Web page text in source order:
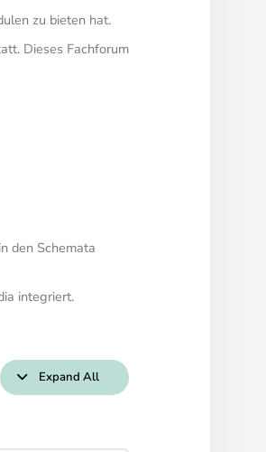
zu bieten hat.
Dieses Fachforum
den Schemata
integriert.
Expand All
Thema
Behandlungsaufbau
wie
…
wie
…
wie
….
wie
….
wie
….
wie
….
wie
…
wie
…
wie
….
wie
….
wie
…
wie
….
und
Ö
wie
….
wie
….